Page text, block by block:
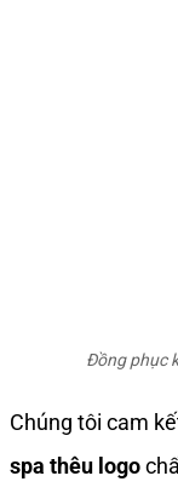
Đồng phục
Chúng tôi cam
spa thêu logo